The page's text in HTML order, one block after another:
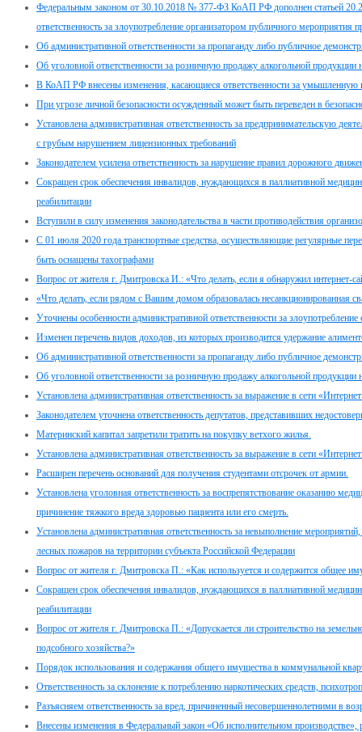
Федеральным законом от 30.10.2018 № 377-ФЗ КоАП РФ дополнен статьей
ответственность за злоупотребление организатором публичного мероприятия
Об административной ответственности за пропаганду либо публичное
Об уголовной ответственности за розничную продажу алкогольной продукции
В КоАП РФ внесены изменения, касающиеся ответственности за умышленную
При угрозе личной безопасности осужденный может быть переведен в
Установлена административная ответственность за предпринимательскую
с грубым нарушением лицензионных требований
Законодателем усилена ответственность за нарушение правил дорожного
Сокращен срок обеспечения инвалидов, нуждающихся в паллиативной
реабилитации
Вступили в силу изменения законодательства в части противодействия
С 01 июля 2020 года транспортные средства, осуществляющие регулярные
быть оснащены тахографами
Вопрос от жителя г. Дмитровска И.: «Что делать, если я обнаружил интернет-
«Что делать, если рядом с Вашим домом образовалась несанкционированная
Уточнены особенности административной ответственности за
Изменен перечень видов доходов, из которых производится удержание
Об административной ответственности за пропаганду либо публичное
Об уголовной ответственности за розничную продажу алкогольной продукции
Установлена административная ответственность за выражение в сети
Законодателем уточнена ответственность депутатов, представивших
Материнский капитал запретили тратить на покупку ветхого жилья.
Установлена административная ответственность за выражение в сети
Расширен перечень оснований для получения студентами отсрочек от армии.
Установлена уголовная ответственность за воспрепятствование оказанию
причинение тяжкого вреда здоровью пациента или его смерть.
Установлена административная ответственность за невыполнение
лесных пожаров на территории субъекта Российской Федерации
Вопрос от жителя г. Дмитровска П.: «Как используется и содержится общее
Сокращен срок обеспечения инвалидов, нуждающихся в паллиативной
реабилитации
Вопрос от жителя г. Дмитровска П.: «Допускается ли строительство на
подсобного хозяйства?»
Порядок использования и содержания общего имущества в коммунальной
Ответственность за склонение к потреблению наркотических средств,
Разъясняем ответственность за вред, причиненный несовершеннолетними в
Внесены изменения в Федеральный закон «Об исполнительном